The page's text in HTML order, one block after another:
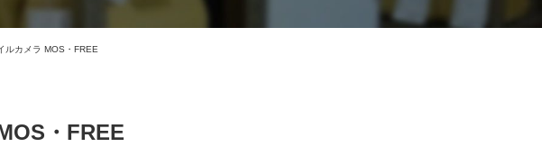
・FREE
ルカメラ MOS・FREE